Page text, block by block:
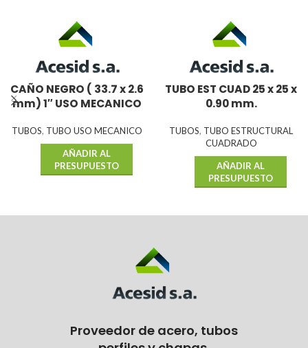
CAÑO NEGRO ( 33.7 x 2.6
mm) 1″ USO MECANICO
TUBOS, TUBO USO MECANICO
AÑADIR AL
PRESUPUESTO
TUBO EST CUAD 25 x 25 x
0.90 mm.
TUBOS, TUBO ESTRUCTURAL
CUADRADO
AÑADIR AL
PRESUPUESTO
Proveedor de acero, tubos